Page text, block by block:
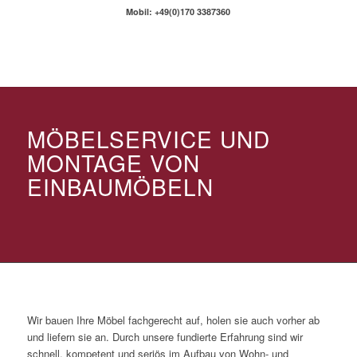
Mobil: +49(0)170 3387360
MÖBELSERVICE UND
MONTAGE VON
EINBAUMÖBELN
Wir bauen Ihre Möbel fachgerecht auf, holen sie auch vorher ab
und liefern sie an. Durch unsere fundierte Erfahrung sind wir
schnell, kompetent und seriös im Aufbau von Wohn- und